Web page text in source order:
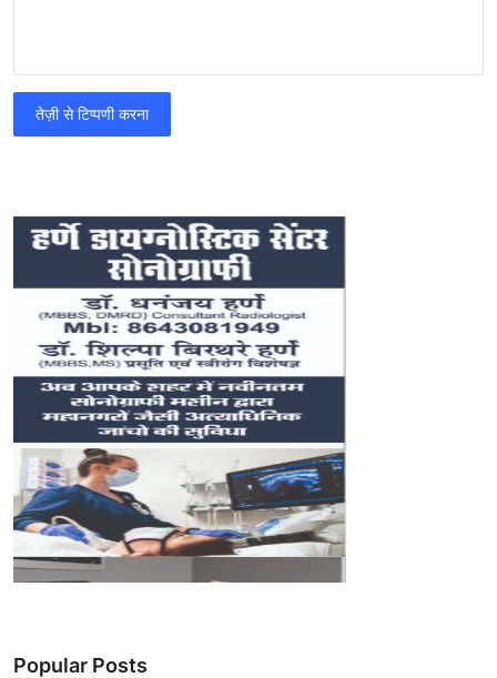
तेज़ी से टिप्पणी करना
Popular Posts